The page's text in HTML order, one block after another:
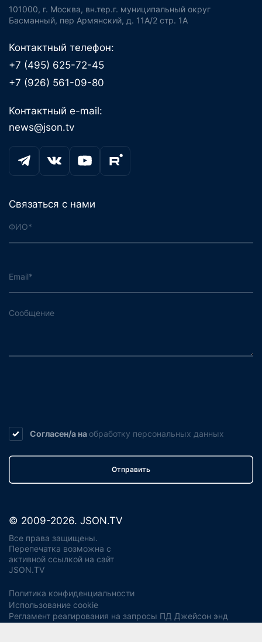
101000, г. Москва, вн.тер.г. муниципальный округ
Басманный, пер Армянский, д. 11А/2 стр. 1А
Контактный телефон:
+7 (495) 625-72-45
+7 (926) 561-09-80
Контактный e-mail:
news@json.tv
Связаться с нами
Согласен/а на обработку персональных данных
Отправить
© 2009-2026. JSON.TV
Все права защищены.
Перепечатка возможна с
активной ссылкой на сайт
JSON.TV
Политика конфиденциальности
Использование cookie
Регламент реагирования на запросы ПД Джейсон энд